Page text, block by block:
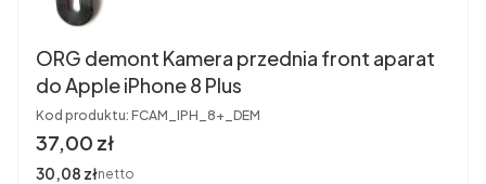
ORG demont Kamera przednia front aparat
do Apple iPhone 8 Plus
Kod produktu: FCAM_IPH_8+_DEM
Cena
37,00 zł
Cena
30,08 złnetto